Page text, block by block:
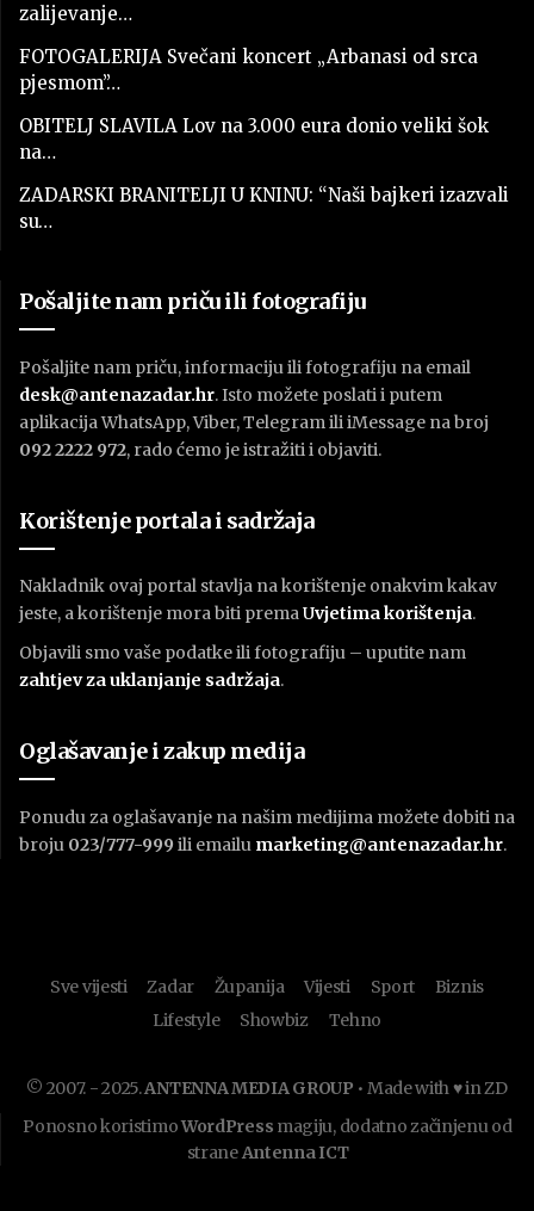
zalijevanje…
FOTOGALERIJA Svečani koncert „Arbanasi od srca
pjesmom”…
OBITELJ SLAVILA Lov na 3.000 eura donio veliki šok
na…
ZADARSKI BRANITELJI U KNINU: “Naši bajkeri izazvali
su…
Pošaljite nam priču ili fotografiju
Pošaljite nam priču, informaciju ili fotografiju na email
desk@antenazadar.hr. Isto možete poslati i putem
aplikacija WhatsApp, Viber, Telegram ili iMessage na broj
092 2222 972, rado ćemo je istražiti i objaviti.
Korištenje portala i sadržaja
Nakladnik ovaj portal stavlja na korištenje onakvim kakav
jeste, a korištenje mora biti premaUvjetima korištenja.
Objavili smo vaše podatke ili fotografiju – uputite nam
zahtjev za uklanjanje sadržaja.
Oglašavanje i zakup medija
Ponudu za oglašavanje na našim medijima možete dobiti na
broju 023/777-999 ili emailu marketing@antenazadar.hr.
Sve vijesti Zadar Županija Vijesti Sport
Biznis
Lifestyle
Showbiz Tehno
© 2007. - 2025.ANTENNA MEDIA GROUP • Made with ♥ in ZD
Ponosno koristimoWordPress magiju, dodatno začinjenu od
straneAntenna ICT